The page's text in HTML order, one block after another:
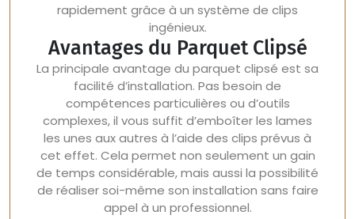
rapidement grâce à un système de clips
ingénieux.
Avantages du Parquet Clipsé
La principale avantage du parquet clipsé est sa
facilité d’installation. Pas besoin de
compétences particulières ou d’outils
complexes, il vous suffit d’emboîter les lames
les unes aux autres à l’aide des clips prévus à
cet effet. Cela permet non seulement un gain
de temps considérable, mais aussi la possibilité
de réaliser soi-même son installation sans faire
appel à un professionnel.